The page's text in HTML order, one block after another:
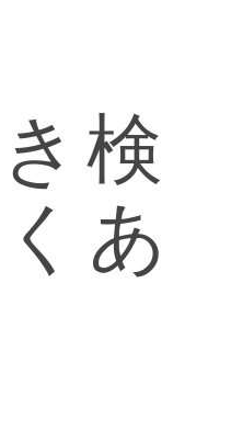
検
あ